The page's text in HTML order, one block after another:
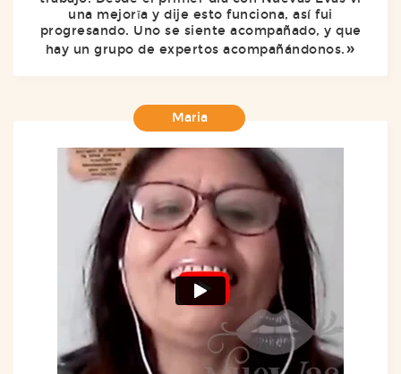
una mejorīa y dije esto funciona, así fui
progresando. Uno se siente acompañado, y que
hay un grupo de expertos acompañándonos.
Maria